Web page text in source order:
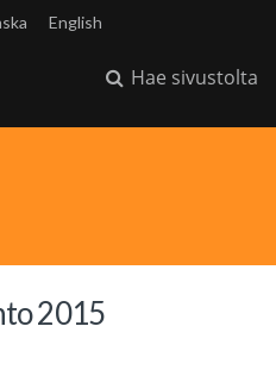
English
Hae sivustolta
2015